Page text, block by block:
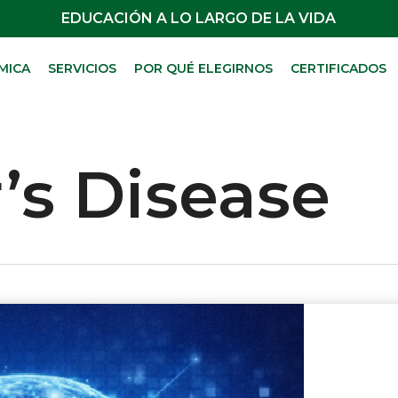
EDUCACIÓN A LO LARGO DE LA VIDA
SERVICIOS POR QUÉ ELEGIRNOS CERTIFICADOS
Disease